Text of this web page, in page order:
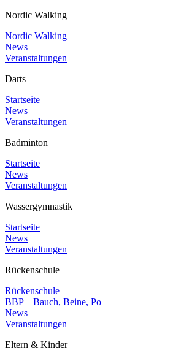
Nordic Walking
Nordic Walking
News
Veranstaltungen
Darts
Startseite
News
Veranstaltungen
Badminton
Startseite
News
Veranstaltungen
Wassergymnastik
Startseite
News
Veranstaltungen
Rückenschule
Rückenschule
BBP – Bauch, Beine, Po
News
Veranstaltungen
Eltern & Kinder